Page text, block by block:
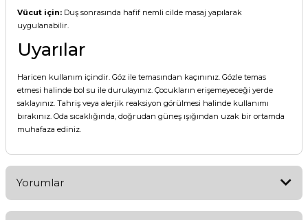
Vücut için: Duş sonrasında hafif nemli cilde masaj yapılarak
uygulanabilir.
Uyarılar
Haricen kullanım içindir. Göz ile temasından kaçınınız. Gözle temas
etmesi halinde bol su ile durulayınız. Çocukların erişemeyeceği yerde
saklayınız. Tahriş veya alerjik reaksiyon görülmesi halinde kullanımı
bırakınız. Oda sıcaklığında, doğrudan güneş ışığından uzak bir ortamda
muhafaza ediniz.
Yorumlar